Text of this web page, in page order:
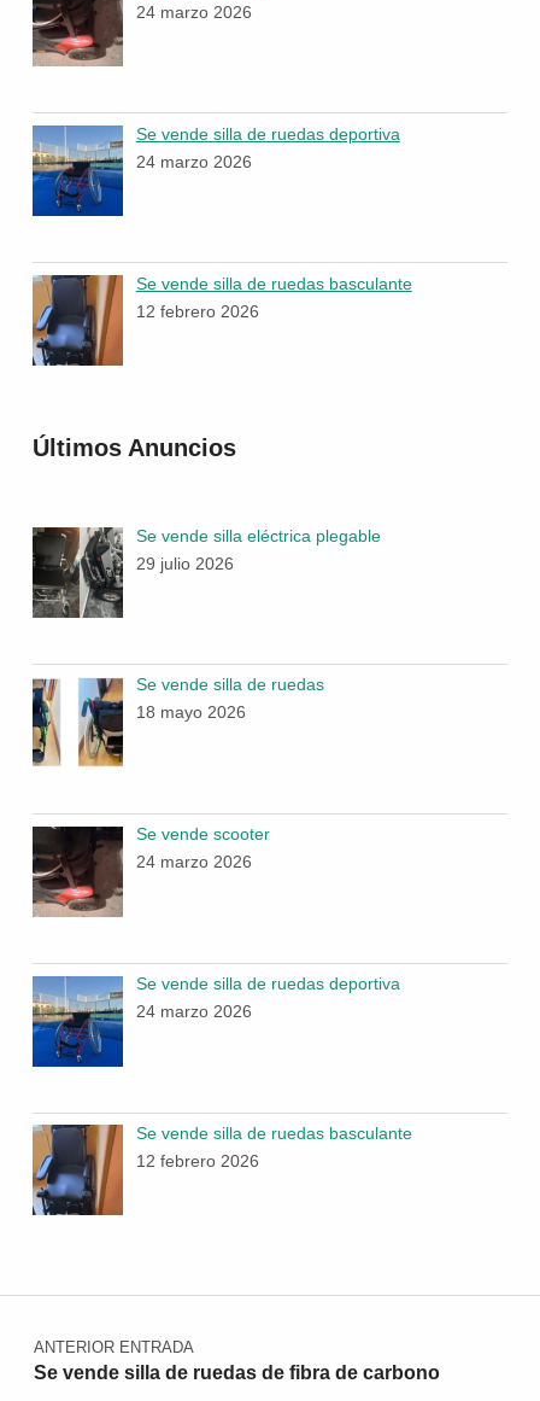
24 marzo 2026
Se vende silla de ruedas deportiva
24 marzo 2026
Se vende silla de ruedas basculante
12 febrero 2026
Últimos Anuncios
Se vende silla eléctrica plegable
29 julio 2026
Se vende silla de ruedas
18 mayo 2026
Se vende scooter
24 marzo 2026
Se vende silla de ruedas deportiva
24 marzo 2026
Se vende silla de ruedas basculante
12 febrero 2026
Navegación de entradas
ANTERIOR ENTRADA
Se vende silla de ruedas de fibra de carbono